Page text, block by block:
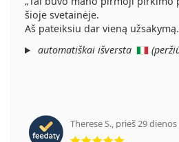
šioje svetainėje.
Aš pateiksiu dar vieną užsakymą.
automatiškai išversta
(
Therese S., prieš 29